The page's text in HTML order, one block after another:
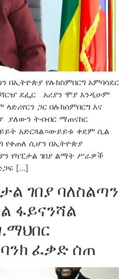
በኢትዮጵያ የሉክስምበርግ አምባሳደር
ደፌር አሪያን ሞያ እንዲሁም
ጋር በሉክሰምበርግ እና
ያለውን ትብብር ማጠናከር
አድርጓል።ውይይቱ ቀደም ሲል
የቀጠለ ሲሆን በኢትዮጵያ
የካፒታል ገበያ ልማት ሥራዎች
[…]
ገበያ ባለስልጣን
ፋይናንሻል
ፈቃድ ሰጠ